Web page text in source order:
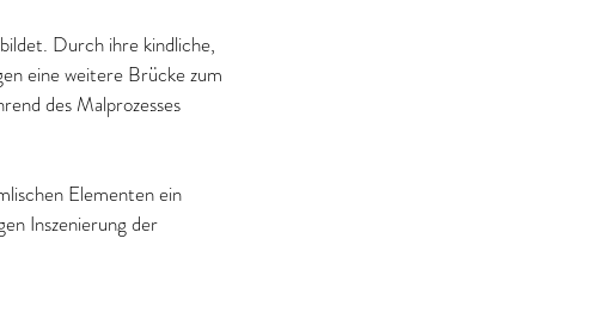
Durch ihre kindliche,
eine weitere Brücke zum
des Malprozesses
Elementen ein
Inszenierung der